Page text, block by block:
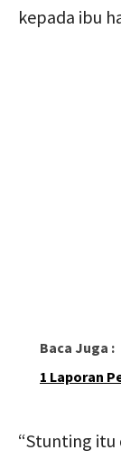
kepada ibu
Baca Juga :
1 Laporan
“Stunting itu